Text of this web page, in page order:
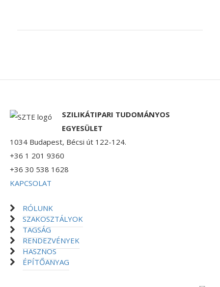
SZILIKÁTIPARI TUDOMÁNYOS
EGYESÜLET
1034 Budapest, Bécsi út 122-124.
+36 1 201 9360
+36 30 538 1628
KAPCSOLAT
RÓLUNK
SZAKOSZTÁLYOK
TAGSÁG
RENDEZVÉNYEK
HASZNOS
ÉPÍTŐANYAG